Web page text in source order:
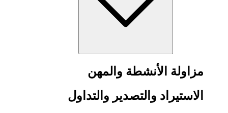
مزاولة الأنشطة والمهن
الاستيراد والتصدير والتداول